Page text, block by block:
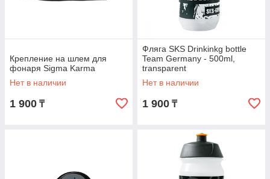
Крепление на шлем для
фонаря Sigma Karma
Нет в наличии
1 900 ₸
Фляга SKS Drinkinkg bottle
Team Germany - 500ml,
transparent
Нет в наличии
1 900 ₸